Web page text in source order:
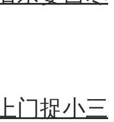
门捉小三